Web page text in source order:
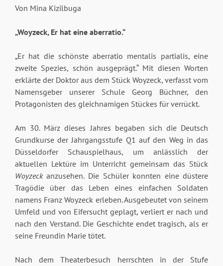
Von Mina Kizilbuga
„Woyzeck, Er hat eine aberratio.“
„Er hat die schönste aberratio mentalis partialis, eine
zweite Spezies, schön ausgeprägt.“ Mit diesen Worten
erklärte der Doktor aus dem Stück Woyzeck, verfasst vom
Namensgeber unserer Schule Georg Büchner, den
Protagonisten des gleichnamigen Stückes für verrückt.
Am 30. März dieses Jahres begaben sich die Deutsch
Grundkurse der Jahrgangsstufe Q1 auf den Weg in das
Düsseldorfer Schauspielhaus, um anlässlich der
aktuellen Lektüre im Unterricht gemeinsam das Stück
Woyzeckanzusehen. Die Schüler konnten eine düstere
Tragödie über das Leben eines einfachen Soldaten
namens Franz Woyzeck erleben. Ausgebeutet von seinem
Umfeld und von Eifersucht geplagt, verliert er nach und
nach den Verstand. Die Geschichte endet tragisch, als er
seine Freundin Marie tötet.
Nach dem Theaterbesuch herrschten in der Stufe